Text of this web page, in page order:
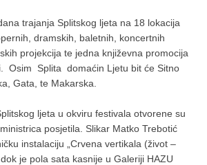
trajanja Splitskog ljeta na 18 lokacija
dramskih, baletnih, koncertnih
projekcija te jedna književna promocija
Osim Splita domaćin Ljetu bit će Sitno
Gata, te Makarska.
ljeta u okviru festivala otvorene su
posjetila. Slikar Matko Trebotić
instalaciju „Crvena vertikala (život –
je pola sata kasnije u Galeriji HAZU